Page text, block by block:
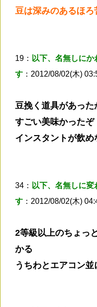
豆は深みのあるほろ
19： 以下、名無しに
す ：2012/08/02(木)
豆挽く道具があっ
すごい美味かったぞ
インスタントが飲
34： 以下、名無しに
す ：2012/08/02(木)
2等級以上のちょっ
かる
うちわとエアコン並